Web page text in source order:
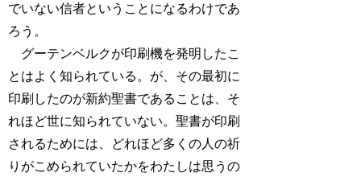
でいない信者ということになるわけであ
ろう。
グーテンベルクが印刷機を発明したこ
とはよく知られている。が、その最初に
印刷したのが新約聖書であることは、そ
れほど世に知られていない。聖書が印刷
されるためには、どれほど多くの人の祈
りがこめられていたかをわたしは思うの